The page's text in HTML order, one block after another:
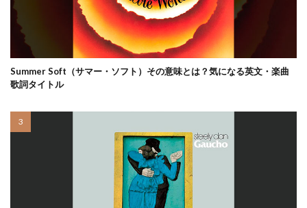
Summer Soft（サマー・ソフト）その意味とは？気になる英文・楽曲
歌詞タイトル